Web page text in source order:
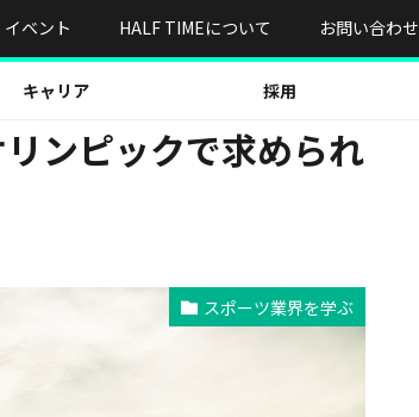
イベント HALF TIMEについて お問い合わせ
キャリア 採用
められる重要性とは？
ンピックで求められ
スポーツ業界を学ぶ